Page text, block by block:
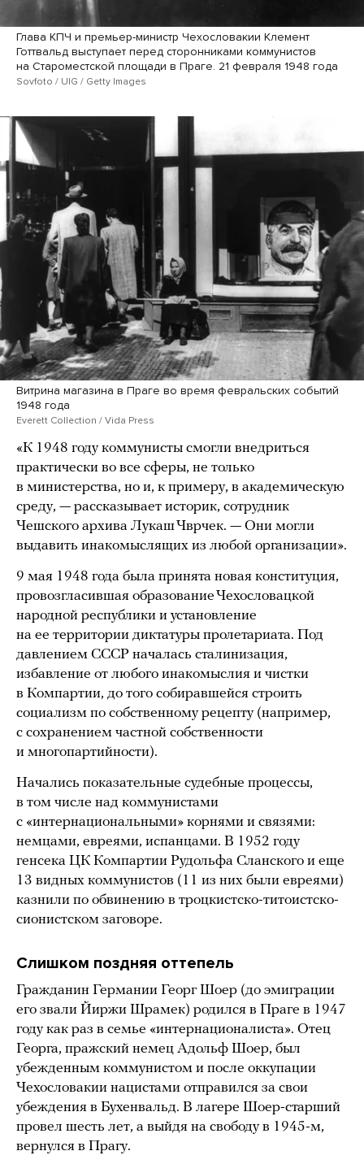
Глава КПЧ и премьер-министр Чехословакии Клемент
Готтвальд выступает перед сторонниками коммунистов
на Староместской площади в Праге. 21 февраля 1948 года
Sovfoto / UIG / Getty Images
Витрина магазина в Праге во время февральских событий
1948 года
Everett Collection / Vida Press
«К 1948 году коммунисты смогли внедриться
практически во все сферы, не только
в министерства, но и, к примеру, в академическую
среду, — рассказывает историк, сотрудник
Чешского архива Лукаш Чврчек. — Они могли
выдавить инакомыслящих из любой организации».
9 мая 1948 года была принята новая конституция,
провозгласившая образование Чехословацкой
народной республики и установление
на ее территории диктатуры пролетариата. Под
давлением СССР началась сталинизация,
избавление от любого инакомыслия и чистки
в Компартии, до того собиравшейся строить
социализм по собственному рецепту (например,
с сохранением частной собственности
и многопартийности).
Начались показательные судебные процессы,
в том числе над коммунистами
с «интернациональными» корнями и связями:
немцами, евреями, испанцами. В 1952 году
генсека ЦК Компартии Рудольфа Сланского и еще
13 видных коммунистов (11 из них были евреями)
казнили по обвинению в троцкистско-титоистско-
сионистском заговоре.
Слишком поздняя оттепель
Гражданин Германии Георг Шоер (до эмиграции
его звали Йиржи Шрамек) родился в Праге в 1947
году как раз в семье «интернационалиста». Отец
Георга, пражский немец Адольф Шоер, был
убежденным коммунистом и после оккупации
Чехословакии нацистами отправился за свои
убеждения в Бухенвальд. В лагере Шоер-старший
провел шесть лет, а выйдя на свободу в 1945-м,
вернулся в Прагу.